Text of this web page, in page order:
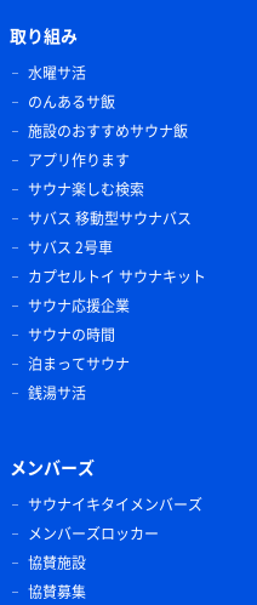
取り組み
水曜サ活
のんあるサ飯
施設のおすすめサウナ飯
アプリ作ります
サウナ楽しむ検索
サバス 移動型サウナバス
サバス 2号車
カプセルトイ サウナキット
サウナ応援企業
サウナの時間
泊まってサウナ
銭湯サ活
メンバーズ
サウナイキタイメンバーズ
メンバーズロッカー
協賛施設
協賛募集